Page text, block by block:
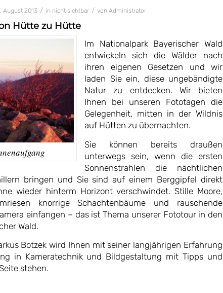
August 2013 / in nicht sichtbar / von Administrator
Hütte zu Hütte
Im Nationalpark Bayerischer Wald
entwickeln sich die Wälder nach
ihren eigenen Gesetzen und wir
laden Sie ein, diese ungebändigte
Natur zu entdecken. Wir bieten
Ihnen bei unseren Fototagen die
Gelegenheit, mitten in der Wildnis
auf Hütten zu übernachten.
Sie können bereits draußen
unterwegs sein, wenn die ersten
Sonnenstrahlen die nächtlichen
bringen und Sie sind auf einem Berggipfel direkt
wieder hinterm Horizont verschwindet. Stille Moore,
knorrige Schachtenbäume und rauschende
einfangen – das ist Thema unserer Fototour in den
Wald.
Botzek wird Ihnen mit seiner langjährigen Erfahrung
in Kameratechnik und Bildgestaltung mit Tipps und
stehen.